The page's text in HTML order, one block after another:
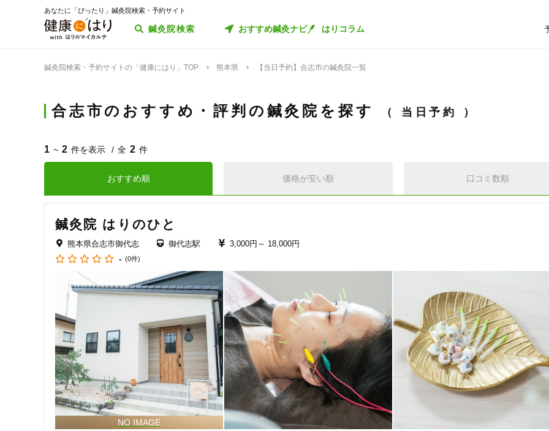
あなたに「ぴったり」鍼灸院検索・予約サイト
鍼灸院検索 おすすめ鍼灸ナビ はりコラム
鍼灸院検索・予約サイトの「健康にはり」TOP 熊本県 【当日予約】合志市の鍼灸院一覧
合志市のおすすめ・評判の鍼灸院を探す 当日予約
1 ~ 2 件を表示 全 2 件
おすすめ順 価格が安い順 口コミ数順
鍼灸院 はりのひと
熊本県合志市御代志 御代志駅 3,000円～ 18,000円
- (0件)